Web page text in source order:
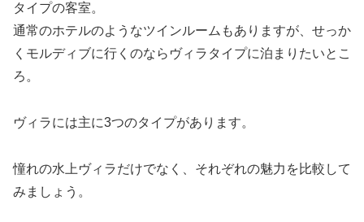
タイプの客室。
通常のホテルのようなツインルームもありますが、せっか
くモルディブに行くのならヴィラタイプに泊まりたいとこ
ろ。
ヴィラには主に3つのタイプがあります。
憧れの水上ヴィラだけでなく、それぞれの魅力を比較して
みましょう。